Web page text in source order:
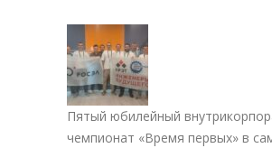
Пятый юбилейный
чемпионат «Время первых» в